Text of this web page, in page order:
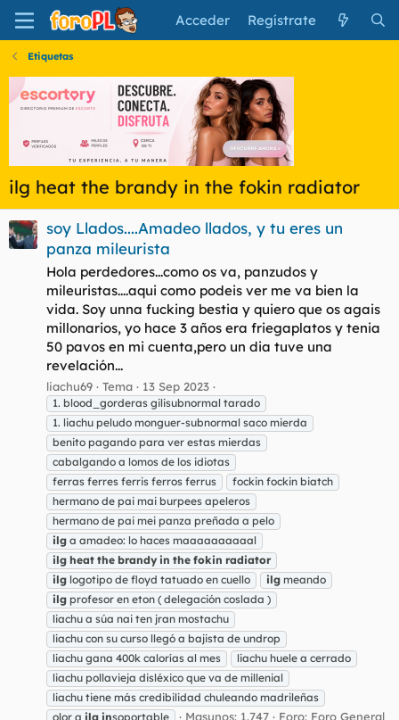
Acceder Regístrate
Etiquetas
ilg heat the brandy in the fokin radiator
soy Llados....Amadeo llados, y tu eres un
panza mileurista
Hola perdedores...como os va, panzudos y
mileuristas....aqui como podeis ver me va bien la
vida. Soy unna fucking bestia y quiero que os agais
millonarios, yo hace 3 años era friegaplatos y tenia
50 pavos en mi cuenta,pero un dia tuve una
revelación...
liachu69 Tema 13 Sep 2023
1. blood_gorderas gilisubnormal tarado
1. liachu peludo monguer-subnormal saco mierda
benito pagando para ver estas mierdas
cabalgando a lomos de los idiotas
ferras ferres ferris ferros ferrus
fockin fockin biatch
hermano de pai mai burpees apeleros
hermano de pai mei panza preñada a pelo
ilg a amadeo: lo haces maaaaaaaaaal
ilg heat the brandy in the fokin radiator
ilg logotipo de floyd tatuado en cuello ilg meando
ilg profesor en eton ( delegación coslada )
liachu a súa nai ten jran mostachu
liachu con su curso llegó a bajista de undrop
liachu gana 400k calorías al mes
liachu huele a cerrado
liachu pollavieja disléxico que va de millenial
liachu tiene más credibilidad chuleando madrileñas
olor a ilg insoportable Masunos: 1.747 Foro: Foro General